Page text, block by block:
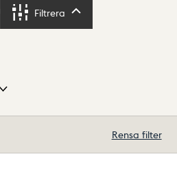
Filtrera
Rensa filter